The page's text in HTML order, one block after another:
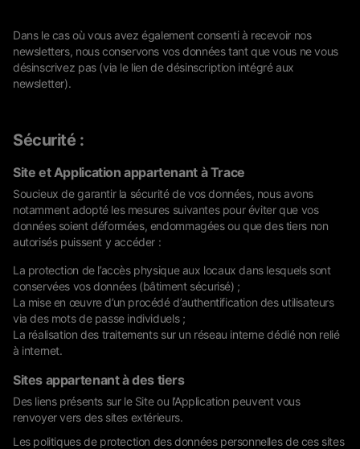
Dans le cas où vous avez également consenti à recevoir nos
newsletters, nous conservons vos données tant que vous ne vous
désinscrivez pas (via le lien de désinscription intégré aux
newsletter).
Sécurité :
Site et Application appartenant à Trace
Soucieux de garantir la sécurité de vos données, nous avons
notamment adopté les mesures suivantes pour éviter que vos
données soient déformées, endommagées ou que des tiers non
autorisés puissent y accéder :
La protection de l’accès physique aux locaux dans lesquels sont
conservées vos données (bâtiment sécurisé) ;
La mise en œuvre d’un procédé d’authentification des utilisateurs
via des mots de passe individuels ;
La réalisation des traitements sur un réseau interne dédié non relié
à internet.
Sites appartenant à des tiers
Des liens présents sur le Site ou l’Application peuvent vous
renvoyer vers des sites extérieurs.
Les politiques de protection des données personnelles de ces sites